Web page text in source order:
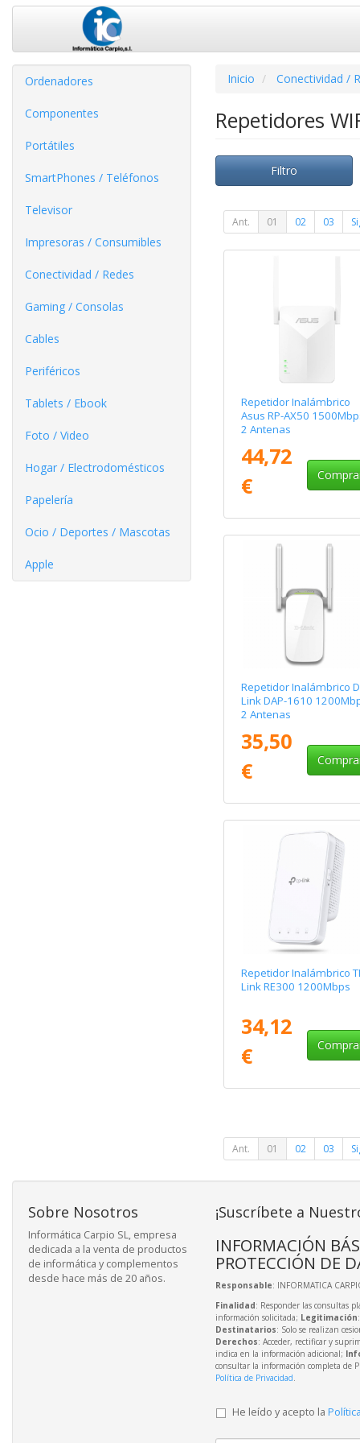
Ordenadores
Componentes
Portátiles
SmartPhones / Teléfonos
Televisor
Impresoras / Consumibles
Conectividad / Redes
Gaming / Consolas
Cables
Periféricos
Tablets / Ebook
Foto / Video
Hogar / Electrodomésticos
Papelería
Ocio / Deportes / Mascotas
Apple
Inicio Conectividad /
Repetidores
Filtro
Ant. 01 02 03
Repetidor Inalámbrico
Asus RP-AX50
2 Antenas
44,72
€
Repetidor Inalámbrico
Link DAP-1610
2 Antenas
35,50
€
Repetidor Inalámbrico
Link RE300 1200Mbps
34,12
€
Ant. 01 02 03
Sobre Nosotros
Informática Carpio SL, empresa
dedicada a la venta de productos
de informática y complementos
desde hace más de 20 años.
¡Suscríbete a
INFORMACIÓN
PROTECCIÓN DE
Responsable: INFORMATICA
Finalidad: Responder las consultas
información solicitada; Legitimación
Destinatarios: Solo se realizan
Derechos: Acceder, rectificar y
indica en la información adicional;
consultar la información completa de
Política de Privacidad.
He leído y acepto la